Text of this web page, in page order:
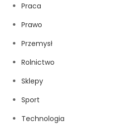
Praca
Prawo
Przemysł
Rolnictwo
Sklepy
Sport
Technologia